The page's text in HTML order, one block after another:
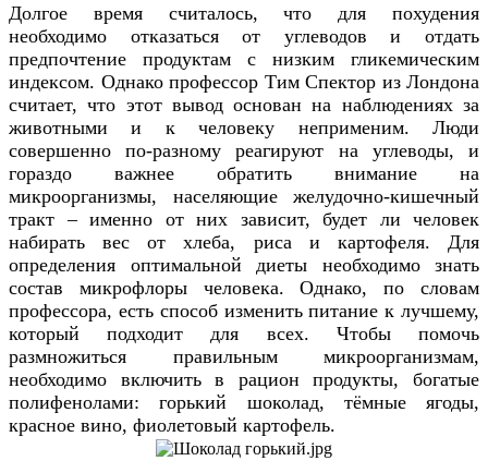
Долгое время считалось, что для похудения
необходимо отказаться от углеводов и отдать
предпочтение продуктам с низким гликемическим
индексом. Однако профессор Тим Спектор из Лондона
считает, что этот вывод основан на наблюдениях за
животными и к человеку неприменим. Люди
совершенно по-разному реагируют на углеводы, и
гораздо важнее обратить внимание на
микроорганизмы, населяющие желудочно-кишечный
тракт – именно от них зависит, будет ли человек
набирать вес от хлеба, риса и картофеля. Для
определения оптимальной диеты необходимо знать
состав микрофлоры человека. Однако, по словам
профессора, есть способ изменить питание к лучшему,
который подходит для всех. Чтобы помочь
размножиться правильным микроорганизмам,
необходимо включить в рацион продукты, богатые
полифенолами: горький шоколад, тёмные ягоды,
красное вино, фиолетовый картофель.